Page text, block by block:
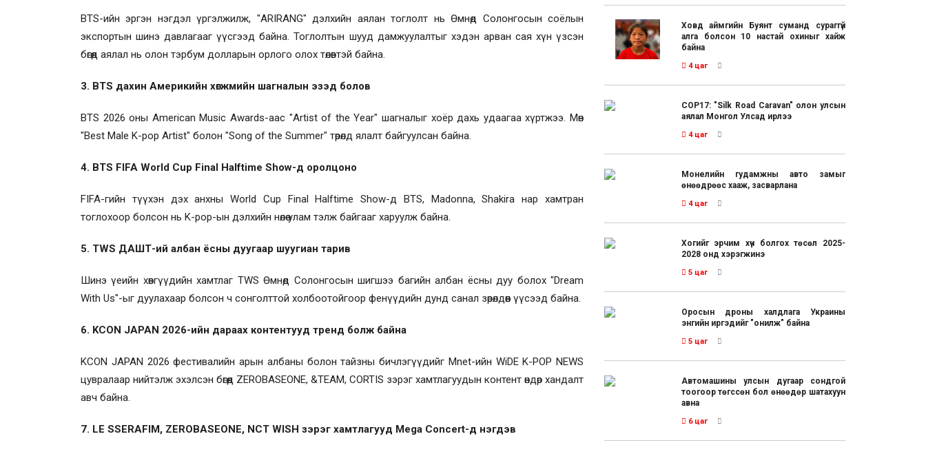
BTS-ийн эргэн нэгдэл үргэлжилж, "ARIRANG" дэлхийн аялан тоглолт нь Өмнөд Солонгосын соёлын
экспортын шинэ давлагааг үүсгээд байна. Тоглолтын шууд дамжуулалтыг хэдэн арван сая хүн үзсэн
бөгөөд аялал нь олон тэрбум долларын орлого олох төлөвтэй байна.
3. BTS дахин Америкийн хөгжмийн шагналын эзэд болов
BTS 2026 оны American Music Awards-аас "Artist of the Year" шагналыг хоёр дахь удаагаа хүртжээ. Мөн
"Best Male K-pop Artist" болон "Song of the Summer" төрөлд ялалт байгуулсан байна.
4. BTS FIFA World Cup Final Halftime Show-д оролцоно
FIFA-гийн түүхэн дэх анхны World Cup Final Halftime Show-д BTS, Madonna, Shakira нар хамтран
тоглохоор болсон нь K-pop-ын дэлхийн нөлөө улам тэлж байгааг харуулж байна.
5. TWS ДАШТ-ий албан ёсны дуугаар шуугиан тарив
Шинэ үеийн хөвгүүдийн хамтлаг TWS Өмнөд Солонгосын шигшээ багийн албан ёсны дуу болох "Dream
With Us"-ыг дуулахаар болсон ч сонголттой холбоотойгоор фенүүдийн дунд санал зөрөлдөөн үүсээд байна.
6. KCON JAPAN 2026-ийн дараах контентууд тренд болж байна
KCON JAPAN 2026 фестивалийн арын албаны болон тайзны бичлэгүүдийг Mnet-ийн WiDE K-POP NEWS
цувралаар нийтэлж эхэлсэн бөгөөд ZEROBASEONE, &TEAM, CORTIS зэрэг хамтлагуудын контент өндөр хандалт
авч байна.
7. LE SSERAFIM, ZEROBASEONE, NCT WISH зэрэг хамтлагууд Mega Concert-д нэгдэв
Ховд аймгийн Буянт суманд сураггүй
алга болсон 10 настай охиныг хайж
байна
4 цаг
COP17: "Silk Road Caravan" олон улсын
аялал Монгол Улсад ирлээ
4 цаг
Монелийн гудамжны авто замыг
өнөөдрөөс хааж, засварлана
4 цаг
Хогийг эрчим хүч болгох төсөл 2025-
2028 онд хэрэгжинэ
5 цаг
Оросын дроны халдлага Украины
энгийн иргэдийг "онилж" байна
5 цаг
Автомашины улсын дугаар сондгой
тоогоор төгссөн бол өнөөдөр шатахуун
авна
6 цаг